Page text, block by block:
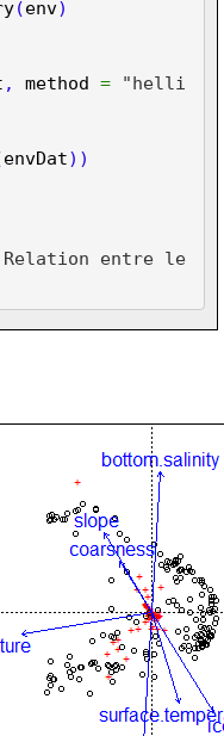
(env)
, method =
"helli
envDat))
entre le